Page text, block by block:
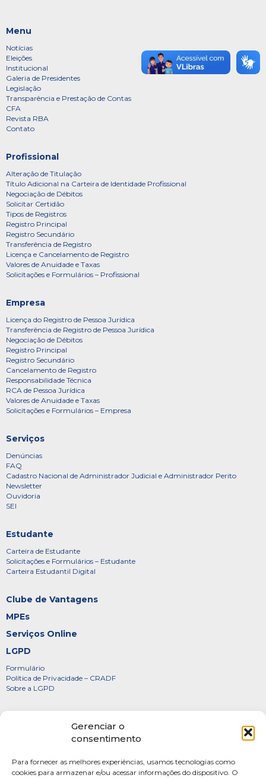
Gerenciar o
consentimento
Para fornecer as melhores experiências, usamos tecnologias como
cookies para armazenar e/ou acessar informações do dispositivo. O
Menu
Notícias
Eleições
Institucional
Galeria de Presidentes
Legislação
Transparência e Prestação de Contas
CFA
Revista RBA
Contato
Profissional
Alteração de Titulação
Título Adicional na Carteira de Identidade Profissional
Negociação de Débitos
Solicitar Certidão
Tipos de Registros
Registro Principal
Registro Secundário
Transferência de Registro
Licença e Cancelamento de Registro
Valores de Anuidade e Taxas
Solicitações e Formulários – Profissional
Empresa
Licença do Registro de Pessoa Jurídica
Transferência de Registro de Pessoa Jurídica
Negociação de Débitos
Registro Principal
Registro Secundário
Cancelamento de Registro
Responsabilidade Técnica
RCA de Pessoa Jurídica
Valores de Anuidade e Taxas
Solicitações e Formulários – Empresa
Serviços
Denúncias
FAQ
Cadastro Nacional de Administrador Judicial e Administrador Perito
Newsletter
Ouvidoria
SEI
Estudante
Carteira de Estudante
Solicitações e Formulários – Estudante
Carteira Estudantil Digital
Clube de Vantagens
MPEs
Serviços Online
LGPD
Formulário
Política de Privacidade – CRADF
Sobre a LGPD
Diretoria